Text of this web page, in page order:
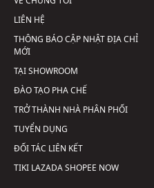
LIÊN HỆ
THÔNG BÁO CẬP NHẬT ĐỊA CHỈ
MỚI
TẠI SHOWROOM
ĐÀO TẠO PHA CHẾ
TRỞ THÀNH NHÀ PHÂN PHỐI
TUYỂN DỤNG
ĐỐI TÁC LIÊN KẾT
TIKI LAZADASHOPEE NOW